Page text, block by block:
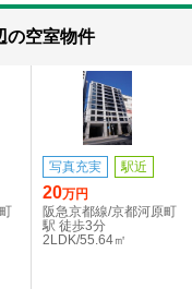
の空室物件
写真充実 駅近
20万円
阪急京都線/京都河原町
駅 徒歩3分
2LDK/55.64㎡